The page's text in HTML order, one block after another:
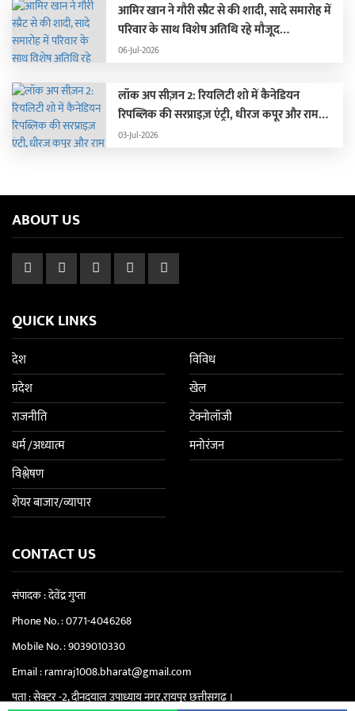
आमिर खान ने गौरी स्प्रैट से की शादी, सादे समारोह में
परिवार के साथ विशेष अतिथि रहे मौजूद…
06-Jul-2026
लॉक अप सीज़न 2: रियलिटी शो में कैनेडियन
रिपब्लिक की सरप्राइज़ एंट्री, धीरज कपूर और राम
कपूर की लगी क्लास
03-Jul-2026
ABOUT US
QUICK LINKS
देश
प्रदेश
राजनीति
धर्म /अध्यात्म
विश्लेषण
शेयर बाजार/व्यापार
विविध
खेल
टेक्नोलॉजी
मनोरंजन
CONTACT US
संपादक : देवेंद्र गुप्ता
Phone No. :0771-4046268
Mobile No. :9039010330
Email :ramraj1008.bharat@gmail.com
पता : सेक्टर -2, दीनदयाल उपाध्याय नगर,रायपुर छत्तीसगढ़ ।